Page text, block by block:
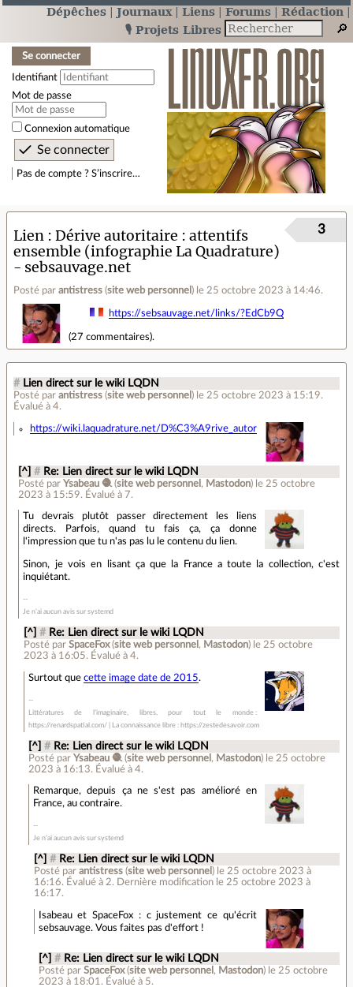
Dépêches Journaux Liens Forums
Rédaction
🎙️ Projets Libres
Se connecter
Identifiant
Mot de passe
Connexion automatique
Pas de compte ? S’inscrire…
Lien
Dérive autoritaire : attentifs
ensemble (infographie La Quadrature)
- sebsauvage.net
Posté par antistress (site web personnel ) le 25 octobre 2023 à 14:46.
3
https://sebsauvage.net/links/?EdCb9Q
(27 commentaires).
# Lien direct sur le wiki LQDN
Posté par antistress (site web personnel ) le 25 octobre 2023 à 15:19.
Évalué à 4.
https://wiki.laquadrature.net/D%C3%A9rive_autoritaire
[^] # Re: Lien direct sur le wiki LQDN
Posté parYsabeau 🧶 (site web personnel , Mastodon) le 25 octobre
2023 à 15:59. Évalué à7.
Tu devrais plutôt passer directement les liens
directs. Parfois, quand tu fais ça, ça donne
l'impression que tu n'as pas lu le contenu du lien.
Sinon, je vois en lisant ça que la France a toute la collection, c'est
inquiétant.
Je n’ai aucun avis sur systemd
[^] # Re: Lien direct sur le wiki LQDN
Posté par SpaceFox(site web personnel , Mastodon) le 25 octobre
2023 à 16:05. Évalué à 4.
Surtout que cette image date de 2015.
Littératures de l’imaginaire, libres, pour tout le monde :
https://renardspatial.com/ | La connaissance libre : https://zestedesavoir.com
[^] # Re: Lien direct sur le wiki LQDN
Posté parYsabeau 🧶 (site web personnel , Mastodon) le 25 octobre
2023 à 16:13. Évalué à4.
Remarque, depuis ça ne s'est pas amélioré en
France, au contraire.
Je n’ai aucun avis sur systemd
[^] # Re: Lien direct sur le wiki LQDN
Posté par antistress(site web personnel ) le 25 octobre 2023 à
16:16. Évalué à 2. Dernière modification le 25 octobre 2023 à
16:17.
Isabeau et SpaceFox : c justement ce qu'écrit
sebsauvage. Vous faites pas d'effort !
[^] # Re: Lien direct sur le wiki LQDN
Posté par SpaceFox(site web personnel , Mastodon) le 25 octobre
2023 à 18:01 . Évalué à 5.